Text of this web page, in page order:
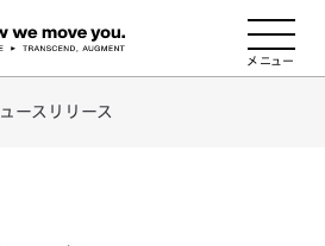
of Dreams
ースリリース